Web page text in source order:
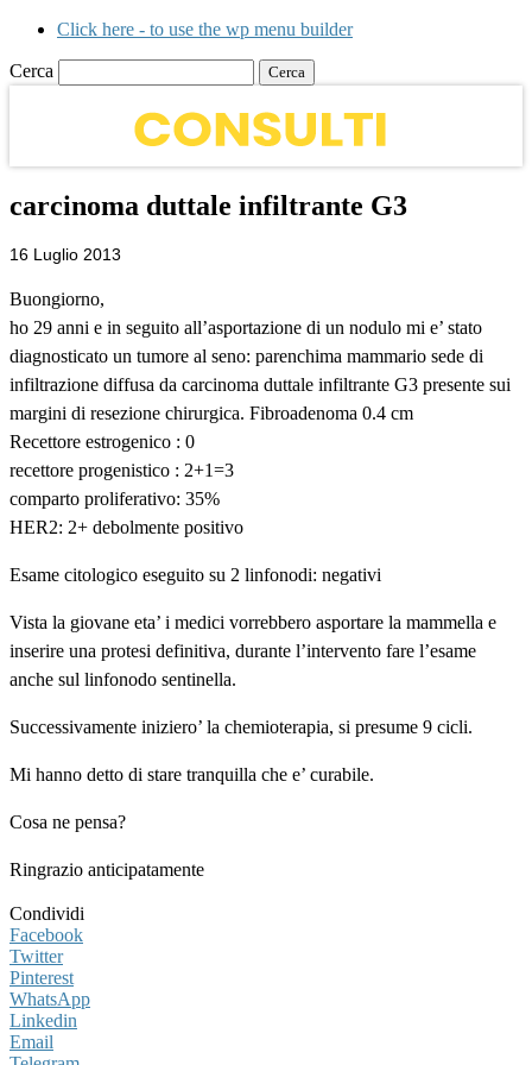
Click here - to use the wp menu builder
Cerca
carcinoma duttale infiltrante G3
16 Luglio 2013
Buongiorno,
ho 29 anni e in seguito all’asportazione di un nodulo mi e’ stato
diagnosticato un tumore al seno: parenchima mammario sede di
infiltrazione diffusa da carcinoma duttale infiltrante G3 presente sui
margini di resezione chirurgica. Fibroadenoma 0.4 cm
Recettore estrogenico : 0
recettore progenistico : 2+1=3
comparto proliferativo: 35%
HER2: 2+ debolmente positivo
Esame citologico eseguito su 2 linfonodi: negativi
Vista la giovane eta’ i medici vorrebbero asportare la mammella e
inserire una protesi definitiva, durante l’intervento fare l’esame
anche sul linfonodo sentinella.
Successivamente iniziero’ la chemioterapia, si presume 9 cicli.
Mi hanno detto di stare tranquilla che e’ curabile.
Cosa ne pensa?
Ringrazio anticipatamente
Condividi
Facebook
Twitter
Pinterest
WhatsApp
Linkedin
Email